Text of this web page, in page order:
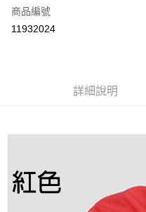
運送方式
商品編號
11932024
詳細說明